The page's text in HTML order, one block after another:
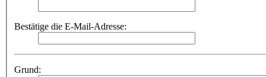
Bestätige die E-Mail-Adresse:
Grund: